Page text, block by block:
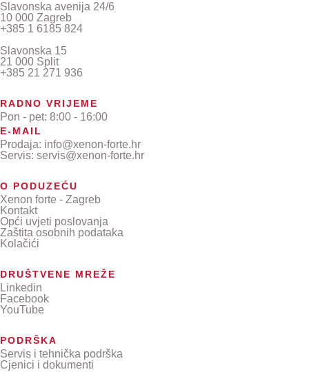
Slavonska avenija 24/6
10 000 Zagreb
+385 1 6185 824
Slavonska 15
21 000 Split
+385 21 271 936
RADNO VRIJEME
Pon - pet: 8:00 - 16:00
E-MAIL
Prodaja: info@xenon-forte.hr
Servis: servis@xenon-forte.hr
O PODUZEĆU
Xenon forte - Zagreb
Kontakt
Opći uvjeti poslovanja
Zaštita osobnih podataka
Kolačići
DRUŠTVENE MREŽE
Linkedin
Facebook
YouTube
PODRŠKA
Servis i tehnička podrška
Cjenici i dokumenti